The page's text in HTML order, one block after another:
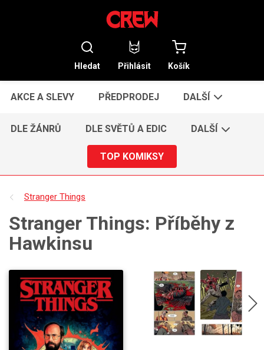
Hledat Přihlásit Košík
AKCE A SLEVY PŘEDPRODEJ DALŠÍ
DLE ŽÁNRŮ DLE SVĚTŮ A EDIC DALŠÍ
TOP KOMIKSY
Stranger Things
Stranger Things: Příběhy z
Hawkinsu